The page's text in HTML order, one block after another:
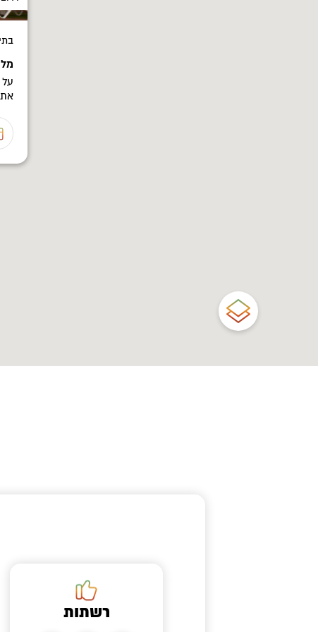
על
את
רשתות